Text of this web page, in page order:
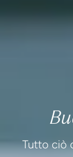
Tutto ciò